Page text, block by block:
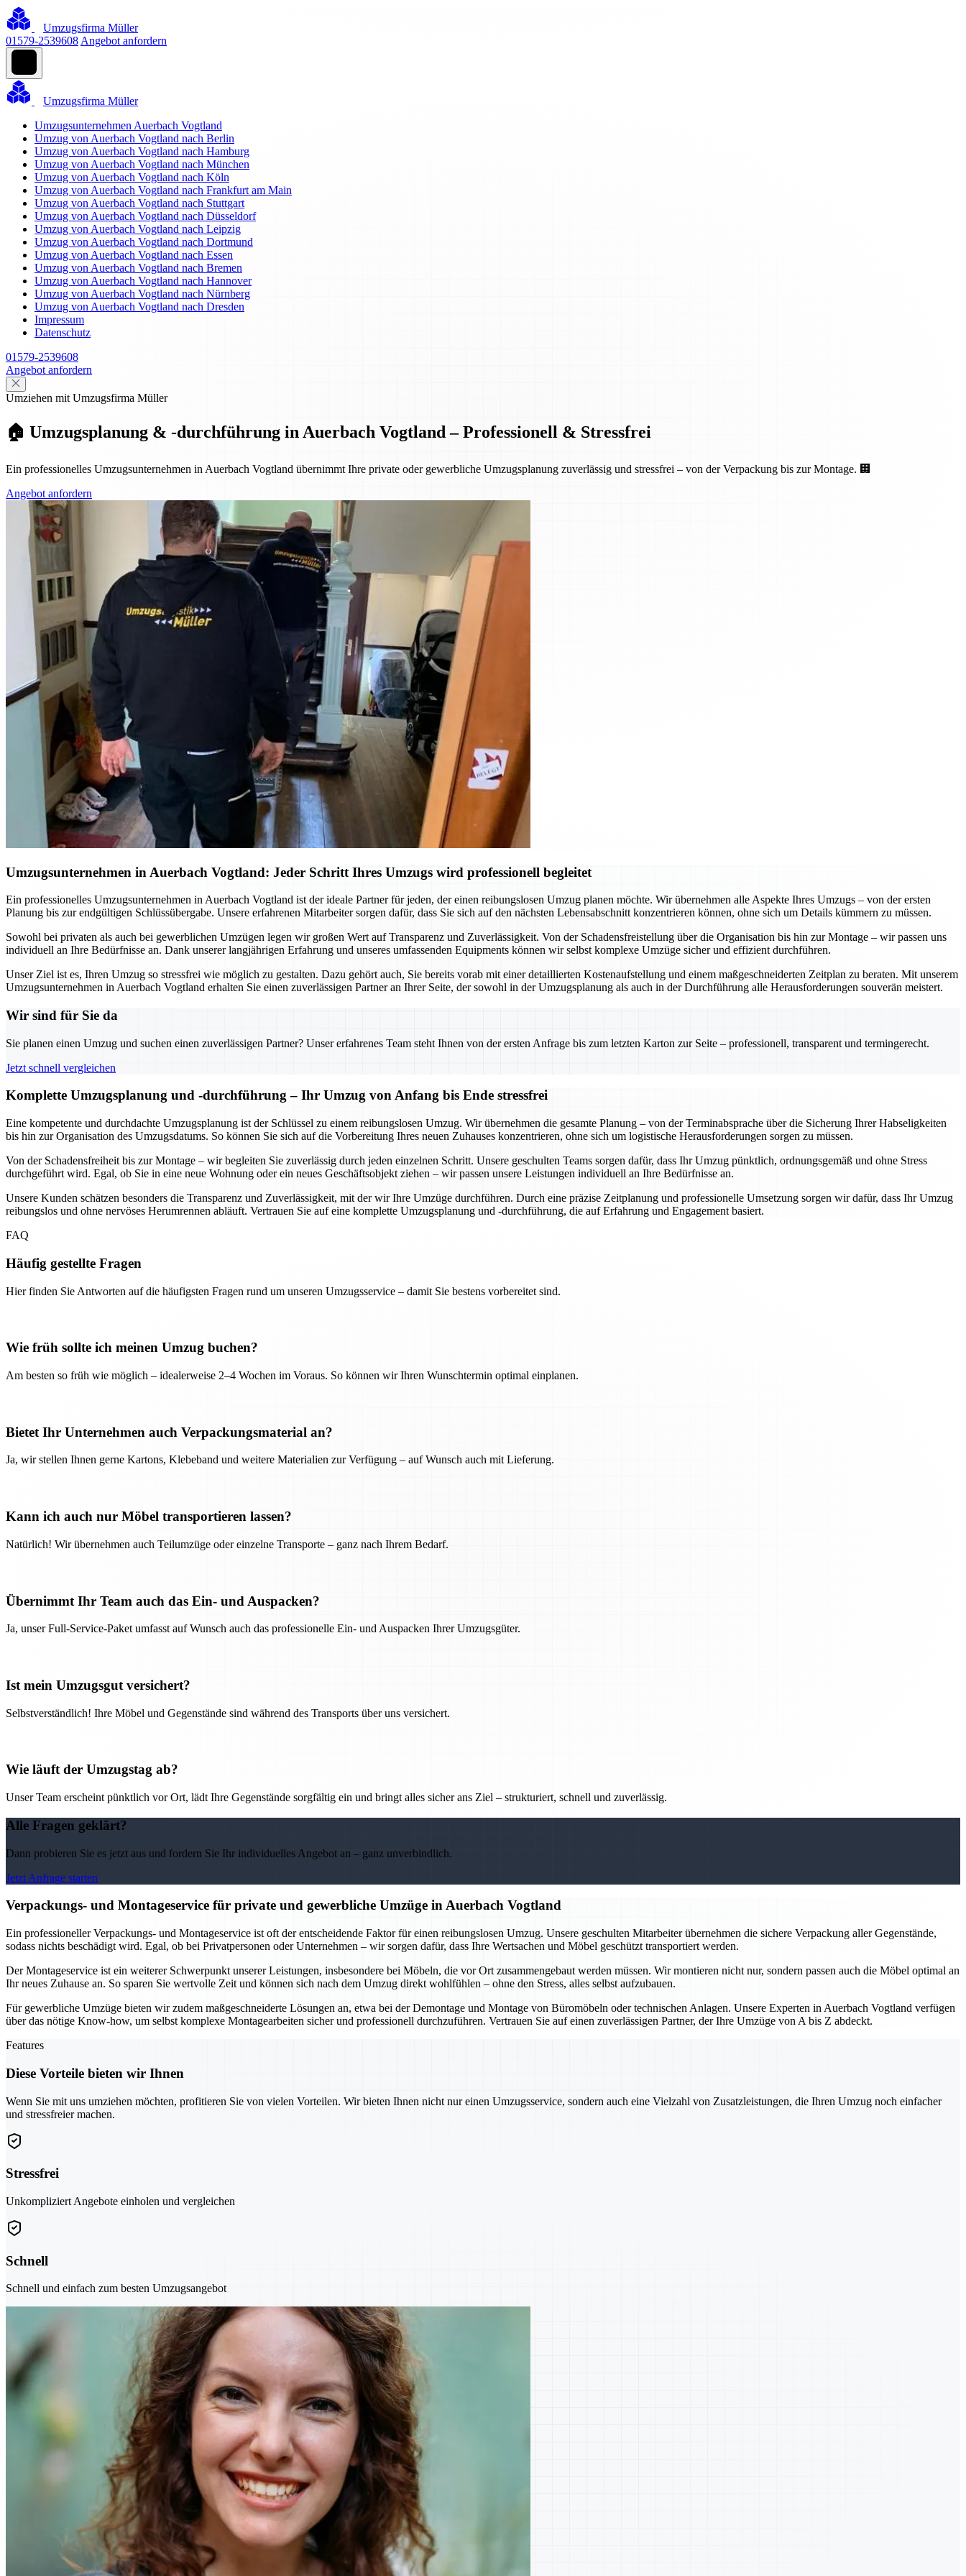
Umzugsfirma Müller
01579-2539608 Angebot anfordern
Umzugsfirma Müller
Umzugsunternehmen Auerbach Vogtland
Umzug von Auerbach Vogtland nach Berlin
Umzug von Auerbach Vogtland nach Hamburg
Umzug von Auerbach Vogtland nach München
Umzug von Auerbach Vogtland nach Köln
Umzug von Auerbach Vogtland nach Frankfurt am Main
Umzug von Auerbach Vogtland nach Stuttgart
Umzug von Auerbach Vogtland nach Düsseldorf
Umzug von Auerbach Vogtland nach Leipzig
Umzug von Auerbach Vogtland nach Dortmund
Umzug von Auerbach Vogtland nach Essen
Umzug von Auerbach Vogtland nach Bremen
Umzug von Auerbach Vogtland nach Hannover
Umzug von Auerbach Vogtland nach Nürnberg
Umzug von Auerbach Vogtland nach Dresden
Impressum
Datenschutz
01579-2539608
Angebot anfordern
Umziehen mit Umzugsfirma Müller
🏠 Umzugsplanung & -durchführung in Auerbach Vogtland – Professionell & Stressfrei
Ein professionelles Umzugsunternehmen in Auerbach Vogtland übernimmt Ihre private oder gewerbliche Umzugsplanung zuverlässig und stressfrei – von der Verpackung bis zur Montage. 🏢
Angebot anfordern
Umzugsunternehmen in Auerbach Vogtland: Jeder Schritt Ihres Umzugs wird professionell begleitet
Ein professionelles Umzugsunternehmen in Auerbach Vogtland ist der ideale Partner für jeden, der einen reibungslosen Umzug planen möchte. Wir übernehmen alle Aspekte Ihres Umzugs – von der ersten
Planung bis zur endgültigen Schlüssübergabe. Unsere erfahrenen Mitarbeiter sorgen dafür, dass Sie sich auf den nächsten Lebensabschnitt konzentrieren können, ohne sich um Details kümmern zu müssen.
Sowohl bei privaten als auch bei gewerblichen Umzügen legen wir großen Wert auf Transparenz und Zuverlässigkeit. Von der Schadensfreistellung über die Organisation bis hin zur Montage – wir passen uns
individuell an Ihre Bedürfnisse an. Dank unserer langjährigen Erfahrung und unseres umfassenden Equipments können wir selbst komplexe Umzüge sicher und effizient durchführen.
Unser Ziel ist es, Ihren Umzug so stressfrei wie möglich zu gestalten. Dazu gehört auch, Sie bereits vorab mit einer detaillierten Kostenaufstellung und einem maßgeschneiderten Zeitplan zu beraten. Mit unserem
Umzugsunternehmen in Auerbach Vogtland erhalten Sie einen zuverlässigen Partner an Ihrer Seite, der sowohl in der Umzugsplanung als auch in der Durchführung alle Herausforderungen souverän meistert.
Wir sind für Sie da
Sie planen einen Umzug und suchen einen zuverlässigen Partner? Unser erfahrenes Team steht Ihnen von der ersten Anfrage bis zum letzten Karton zur Seite – professionell, transparent und termingerecht.
Jetzt schnell vergleichen
Komplette Umzugsplanung und -durchführung – Ihr Umzug von Anfang bis Ende stressfrei
Eine kompetente und durchdachte Umzugsplanung ist der Schlüssel zu einem reibungslosen Umzug. Wir übernehmen die gesamte Planung – von der Terminabsprache über die Sicherung Ihrer Habseligkeiten
bis hin zur Organisation des Umzugsdatums. So können Sie sich auf die Vorbereitung Ihres neuen Zuhauses konzentrieren, ohne sich um logistische Herausforderungen sorgen zu müssen.
Von der Schadensfreiheit bis zur Montage – wir begleiten Sie zuverlässig durch jeden einzelnen Schritt. Unsere geschulten Teams sorgen dafür, dass Ihr Umzug pünktlich, ordnungsgemäß und ohne Stress
durchgeführt wird. Egal, ob Sie in eine neue Wohnung oder ein neues Geschäftsobjekt ziehen – wir passen unsere Leistungen individuell an Ihre Bedürfnisse an.
Unsere Kunden schätzen besonders die Transparenz und Zuverlässigkeit, mit der wir Ihre Umzüge durchführen. Durch eine präzise Zeitplanung und professionelle Umsetzung sorgen wir dafür, dass Ihr Umzug
reibungslos und ohne nervöses Herumrennen abläuft. Vertrauen Sie auf eine komplette Umzugsplanung und -durchführung, die auf Erfahrung und Engagement basiert.
FAQ
Häufig gestellte Fragen
Hier finden Sie Antworten auf die häufigsten Fragen rund um unseren Umzugsservice – damit Sie bestens vorbereitet sind.
Wie früh sollte ich meinen Umzug buchen?
Am besten so früh wie möglich – idealerweise 2–4 Wochen im Voraus. So können wir Ihren Wunschtermin optimal einplanen.
Bietet Ihr Unternehmen auch Verpackungsmaterial an?
Ja, wir stellen Ihnen gerne Kartons, Klebeband und weitere Materialien zur Verfügung – auf Wunsch auch mit Lieferung.
Kann ich auch nur Möbel transportieren lassen?
Natürlich! Wir übernehmen auch Teilumzüge oder einzelne Transporte – ganz nach Ihrem Bedarf.
Übernimmt Ihr Team auch das Ein- und Auspacken?
Ja, unser Full-Service-Paket umfasst auf Wunsch auch das professionelle Ein- und Auspacken Ihrer Umzugsgüter.
Ist mein Umzugsgut versichert?
Selbstverständlich! Ihre Möbel und Gegenstände sind während des Transports über uns versichert.
Wie läuft der Umzugstag ab?
Unser Team erscheint pünktlich vor Ort, lädt Ihre Gegenstände sorgfältig ein und bringt alles sicher ans Ziel – strukturiert, schnell und zuverlässig.
Alle Fragen geklärt?
Dann probieren Sie es jetzt aus und fordern Sie Ihr individuelles Angebot an – ganz unverbindlich.
Jetzt Anfrage starten
Verpackungs- und Montageservice für private und gewerbliche Umzüge in Auerbach Vogtland
Ein professioneller Verpackungs- und Montageservice ist oft der entscheidende Faktor für einen reibungslosen Umzug. Unsere geschulten Mitarbeiter übernehmen die sichere Verpackung aller Gegenstände,
sodass nichts beschädigt wird. Egal, ob bei Privatpersonen oder Unternehmen – wir sorgen dafür, dass Ihre Wertsachen und Möbel geschützt transportiert werden.
Der Montageservice ist ein weiterer Schwerpunkt unserer Leistungen, insbesondere bei Möbeln, die vor Ort zusammengebaut werden müssen. Wir montieren nicht nur, sondern passen auch die Möbel optimal an
Ihr neues Zuhause an. So sparen Sie wertvolle Zeit und können sich nach dem Umzug direkt wohlfühlen – ohne den Stress, alles selbst aufzubauen.
Für gewerbliche Umzüge bieten wir zudem maßgeschneiderte Lösungen an, etwa bei der Demontage und Montage von Büromöbeln oder technischen Anlagen. Unsere Experten in Auerbach Vogtland verfügen
über das nötige Know-how, um selbst komplexe Montagearbeiten sicher und professionell durchzuführen. Vertrauen Sie auf einen zuverlässigen Partner, der Ihre Umzüge von A bis Z abdeckt.
Features
Diese Vorteile bieten wir Ihnen
Wenn Sie mit uns umziehen möchten, profitieren Sie von vielen Vorteilen. Wir bieten Ihnen nicht nur einen Umzugsservice, sondern auch eine Vielzahl von Zusatzleistungen, die Ihren Umzug noch einfacher
und stressfreier machen.
Stressfrei
Unkompliziert Angebote einholen und vergleichen
Schnell
Schnell und einfach zum besten Umzugsangebot